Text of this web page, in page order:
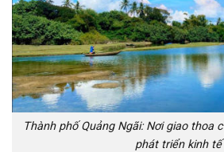
Thành phố Quảng Ngãi: Nơi giao thoa
phát triển kinh tế